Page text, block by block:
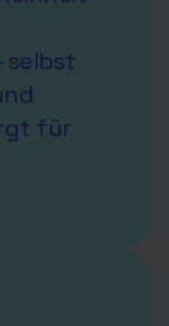
selbst
für